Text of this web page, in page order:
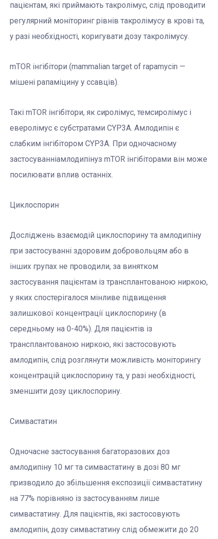
пацієнтам, які приймають такролімус, слід проводити
регулярний моніторинг рівнів такролімусу в крові та,
у разі необхідності, коригувати дозу такролімусу.
mTOR інгібітори (mammalian target of rapamycin —
мішені рапаміцину у ссавців).
Такі mTOR інгібітори, як сиролімус, темсиролімус і
еверолімус є субстратами CYP3A. Амлодипін є
слабким інгібітором CYP3A. При одночасному
застосуванніамлодипінуз mTOR інгібіторами він може
посилювати вплив останніх.
Циклоспорин
Досліджень взаємодій циклоспорину та амлодипіну
при застосуванні здоровим добровольцям або в
інших групах не проводили, за винятком
застосування пацієнтам із трансплантованою ниркою,
у яких спостерігалося мінливе підвищення
залишкової концентрації циклоспорину (в
середньому на 0-40%). Для пацієнтів із
трансплантованою ниркою, які застосовують
амлодипін, слід розглянути можливість моніторингу
концентрацій циклоспорину та, у разі необхідності,
зменшити дозу циклоспорину.
Симвастатин
Одночасне застосування багаторазових доз
амлодипіну 10 мг та симвастатину в дозі 80 мг
призводило до збільшення експозиції симвастатину
на 77% порівняно із застосуванням лише
симвастатину. Для пацієнтів, які застосовують
амлодипін, дозу симвастатину слід обмежити до 20